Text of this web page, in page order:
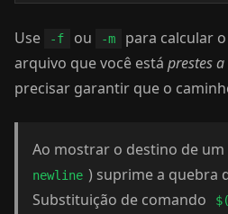
Use -f ou -m
para calcular
arquivo que você está prestes
precisar garantir que o
Ao mostrar o destino de um
newline ) suprime a quebra
Substituição de comando